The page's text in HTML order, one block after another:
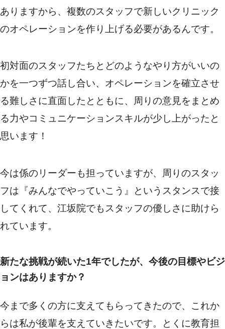
ありますから、複数のスタッフで新しいクリニック
のオペレーションを作り上げる必要があるんです。
初対面のスタッフたちとどのようなやり方がいいの
かを一つずつ話し合い、オペレーションを確立させ
る難しさに直面したとともに、周りの意見をまとめ
る力やコミュニケーションスキルが少し上がったと
思います！
今は係のリーダーも担っていますが、周りのスタッ
フは『みんなでやっていこう』というスタンスで接
してくれて、江坂院でもスタッフの優しさに助けら
れています。
新たな挑戦が続いた1年でしたが、今後の目標やビジ
ョンはありますか？
今まで多くの方に支えてもらってきたので、これか
らは私が後輩を支えていきたいです。とくに教育担